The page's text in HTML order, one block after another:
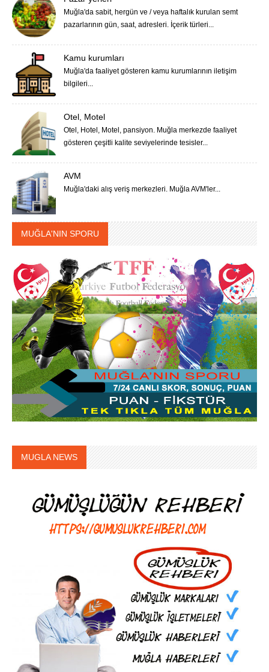
Muğla'da sabit, hergün ve / veya haftalık kurulan semt
pazarlarının gün, saat, adresleri. İçerik türleri...
Kamu kurumları
Muğla'da faaliyet gösteren kamu kurumlarının iletişim
bilgileri...
Otel, Motel
Otel, Hotel, Motel, pansiyon. Muğla merkezde faaliyet
gösteren çeşitli kalite seviyelerinde tesisler...
AVM
Muğla'daki alış veriş merkezleri. Muğla AVM'ler...
MUĞLA'NIN SPORU
MUGLA NEWS